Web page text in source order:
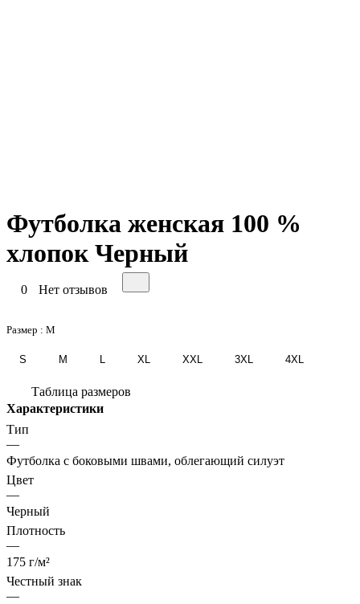
Футболка женская 100 %
хлопок Черный
0 Нет отзывов
Размер : M
S M XL XXL 3XL 4XL
Таблица размеров
Характеристики
Тип
—
Футболка с боковыми швами, облегающий силуэт
Цвет
—
Черный
Плотность
—
175 г/м²
Честный знак
—